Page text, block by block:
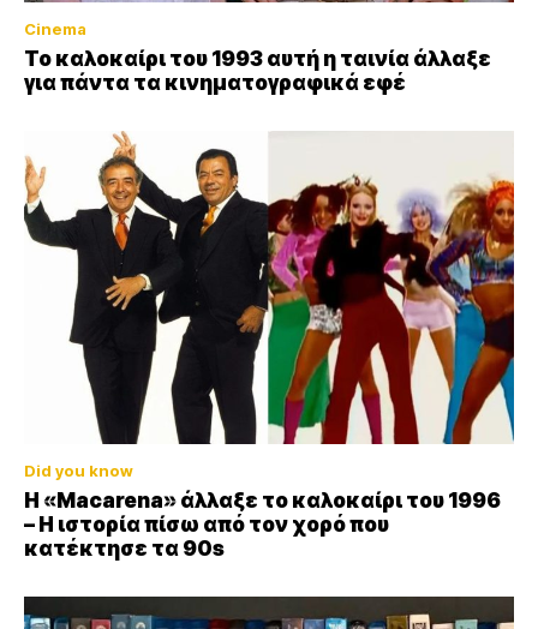
Cinema
Το καλοκαίρι του 1993 αυτή η ταινία άλλαξε
για πάντα τα κινηματογραφικά εφέ
Did you know
Η «Macarena» άλλαξε το καλοκαίρι του 1996
– Η ιστορία πίσω από τον χορό που
κατέκτησε τα 90s